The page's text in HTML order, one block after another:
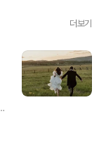
더보기